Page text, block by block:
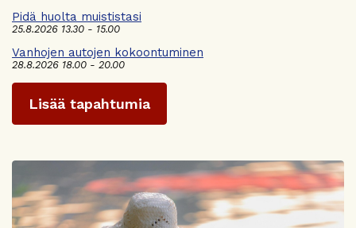
Pidä huolta muististasi
25.8.2026 13.30 - 15.00
Vanhojen autojen kokoontuminen
28.8.2026 18.00 - 20.00
Lisää tapahtumia